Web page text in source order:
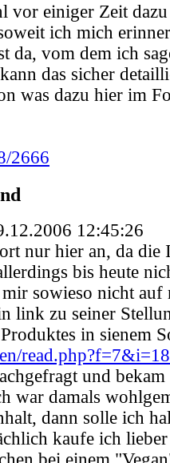
vor einiger Zeit
ich mich
da, vom dem ich
das sicher
was dazu hier im
2666
12:45:26
nur hier an, da die
bis heute
sowieso nicht auf
link zu seiner
in sienem
und bekam
war damals
dann solle ich
kaufe ich